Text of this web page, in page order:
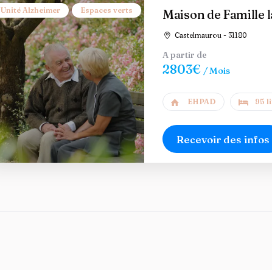
Unité Alzheimer Espaces verts Maison de Famille
Castelmaurou - 31180
A partir de
2803€ / Mois
EHPAD 95
Recevoir des infos